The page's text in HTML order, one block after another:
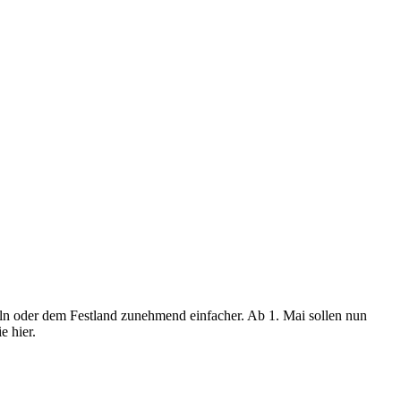
dem Festland zunehmend einfacher. Ab 1. Mai sollen nun
hier.